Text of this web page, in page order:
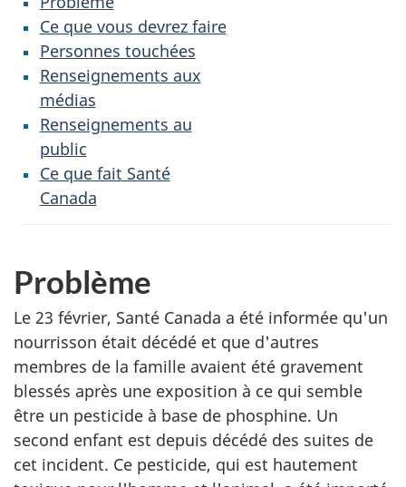
Ce que vous devrez faire
Personnes touchées
Renseignements aux
médias
Renseignements au
public
Ce que fait Santé
Canada
Problème
Le 23 février, Santé Canada a été informée qu'un
nourrisson était décédé et que d'autres
membres de la famille avaient été gravement
blessés après une exposition à ce qui semble
être un pesticide à base de phosphine. Un
second enfant est depuis décédé des suites de
cet incident. Ce pesticide, qui est hautement